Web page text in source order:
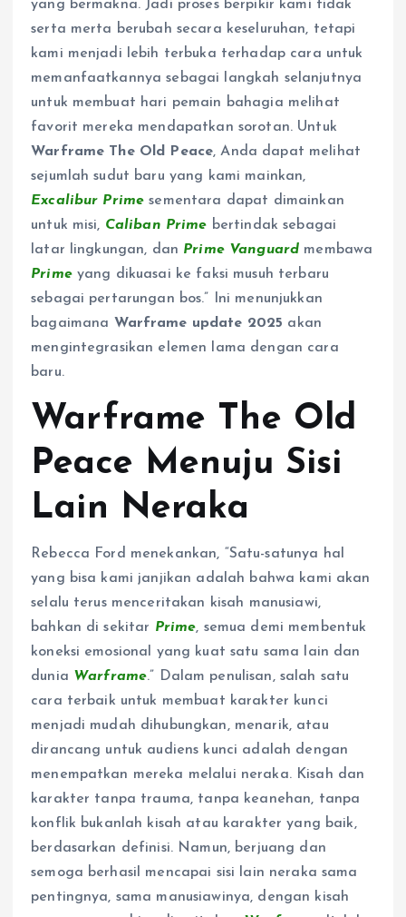
yang bermakna. Jadi proses berpikir kami tidak
serta merta berubah secara keseluruhan, tetapi
kami menjadi lebih terbuka terhadap cara untuk
memanfaatkannya sebagai langkah selanjutnya
untuk membuat hari pemain bahagia melihat
favorit mereka mendapatkan sorotan. Untuk
Warframe The Old Peace, Anda dapat melihat
sejumlah sudut baru yang kami mainkan,
Excalibur Prime sementara dapat dimainkan
untuk misi, Caliban Prime bertindak sebagai
latar lingkungan, dan Prime Vanguard membawa
Primeyang dikuasai ke faksi musuh terbaru
sebagai pertarungan bos.” Ini menunjukkan
bagaimana Warframe update 2025 akan
mengintegrasikan elemen lama dengan cara
baru.
Warframe The Old
Peace Menuju Sisi
Lain Neraka
Rebecca Ford menekankan, “Satu-satunya hal
yang bisa kami janjikan adalah bahwa kami akan
selalu terus menceritakan kisah manusiawi,
bahkan di sekitar Prime, semua demi membentuk
koneksi emosional yang kuat satu sama lain dan
dunia Warframe.” Dalam penulisan, salah satu
cara terbaik untuk membuat karakter kunci
menjadi mudah dihubungkan, menarik, atau
dirancang untuk audiens kunci adalah dengan
menempatkan mereka melalui neraka. Kisah dan
karakter tanpa trauma, tanpa keanehan, tanpa
konflik bukanlah kisah atau karakter yang baik,
berdasarkan definisi. Namun, berjuang dan
semoga berhasil mencapai sisi lain neraka sama
pentingnya, sama manusiawinya, dengan kisah